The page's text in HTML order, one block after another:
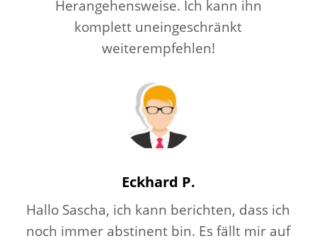
Herangehensweise. Ich kann ihn
komplett uneingeschränkt
weiterempfehlen!
Eckhard P.
Hallo Sascha, ich kann berichten, dass ich
noch immer abstinent bin. Es fällt mir auf